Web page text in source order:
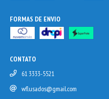
FORMAS DE ENVIO
CONTATO
61 3333-5521
wflusados@gmail.com